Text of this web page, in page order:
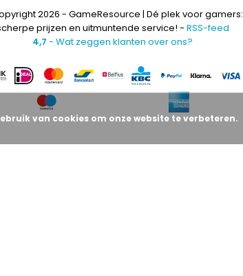
2026 - GameResource | Dé plek voor gamers:
prijzen en uitmuntende service! - RSS-feed
4,7 - Wat zeggen klanten over ons?
van cookies om onze website te verbeteren.